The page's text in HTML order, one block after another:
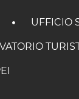
UFFICIO